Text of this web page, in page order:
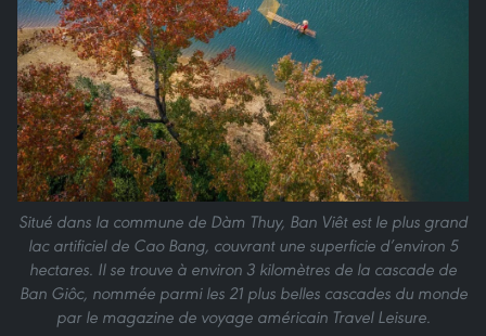
Situé dans la commune de Dàm Thuy, Ban Viêt est le plus grand
lac artificiel de Cao Bang, couvrant une superficie d’environ 5
hectares. Il se trouve à environ 3 kilomètres de la cascade de
Ban Giôc, nommée parmi les 21 plus belles cascades du monde
par le magazine de voyage américain Travel Leisure.